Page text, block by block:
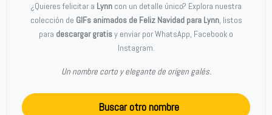
¿Quieres felicitar a Lynn con un detalle único? Explora nuestra
colección de GIFs animados de Feliz Navidad para Lynn, listos
para descargar gratisy enviar por WhatsApp, Facebook o
Instagram.
Un nombre corto y elegante de origen galés.
Buscar otro nombre